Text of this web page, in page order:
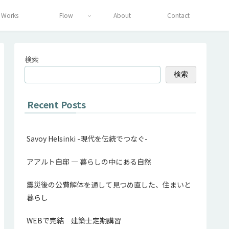
Works Flow About Contact
検索
検索
Recent Posts
Savoy Helsinki -現代を伝統でつなぐ-
アアルト自邸 ― 暮らしの中にある自然
震災後の公費解体を通して見つめ直した、住まいと
暮らし
WEBで完結 建築士定期講習